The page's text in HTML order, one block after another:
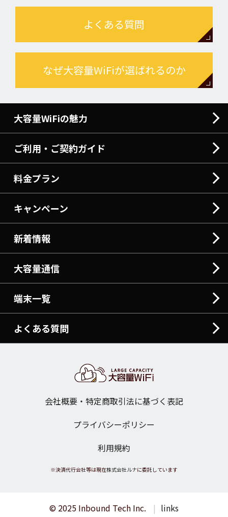
よくある質問
なぜ大容量WiFiが選ばれるのか
大容量WiFiの魅力
ご利用・ご契約ガイド
料金プラン
キャンペーン
新着情報
大容量通信
端末一覧
よくある質問
会社概要・特定商取引法に基づく表記
プライバシーポリシー
利用規約
※決済代行会社等は現在株式会社ルナに委託しています
© 2025 Inbound Tech Inc. links